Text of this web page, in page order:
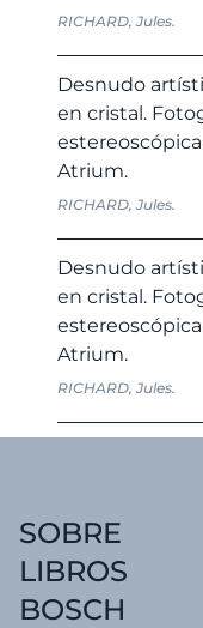
RICHARD, Jules.
Desnudo
en cristal.
Atrium.
RICHARD, Jules.
Desnudo
en cristal.
Atrium.
RICHARD, Jules.
SOBRE
LIBROS
BOSCH